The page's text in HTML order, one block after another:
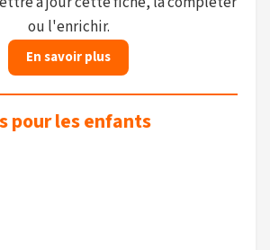
ou l'enrichir.
En savoir plus
pour les enfants